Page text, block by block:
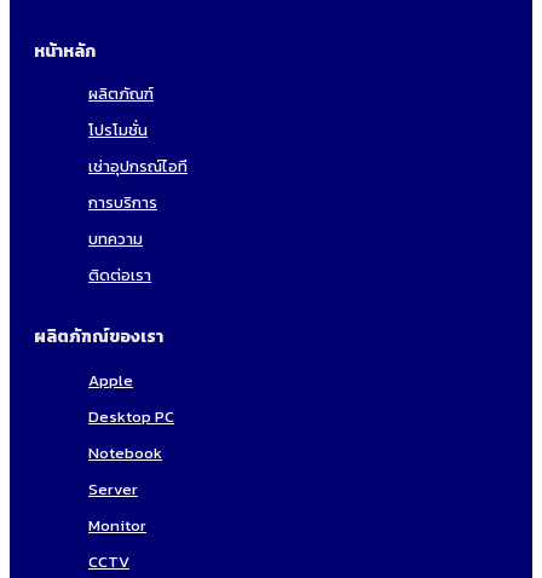
หน้าหลัก
ผลิตภัณฑ์
โปรโมชั่น
เช่าอุปกรณ์ไอที
การบริการ
บทความ
ติดต่อเรา
ผลิตภัฑณ์ของเรา
Apple
Desktop PC
Notebook
Server
Monitor
CCTV